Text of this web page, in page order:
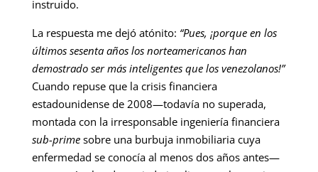
instruido.
La respuesta me dejó atónito: “Pues, ¡porque en los
últimos sesenta años los norteamericanos han
demostrado ser más inteligentes que los venezolanos!”
Cuando repuse que la crisis financiera
estadounidense de 2008—todavía no superada,
montada con la irresponsable ingeniería financiera
sub-primesobre una burbuja inmobiliaria cuya
enfermedad se conocía al menos dos años antes—